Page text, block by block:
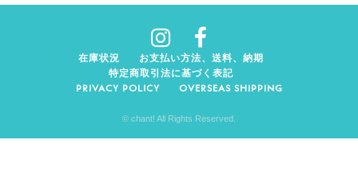
在庫状況
お支払い方法、送料、納期
特定商取引法に基づく表記
PRIVACY POLICY
OVERSEAS SHIPPING
© chant! All Rights Reserved.